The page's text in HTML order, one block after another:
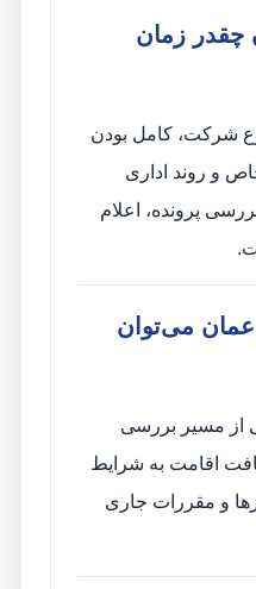
زمان
شرکت، کامل بودن
و روند اداری
پرونده، اعلام
عمان می‌توان
از مسیر بررسی
اقامت به شرایط
و مقررات جاری